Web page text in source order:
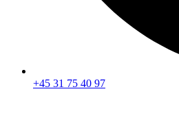
+45 31 75 40 97